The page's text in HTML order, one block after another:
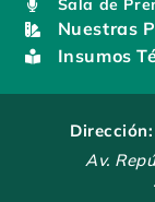
Sala de
Nuestras
Insumos
Dirección:
Av.